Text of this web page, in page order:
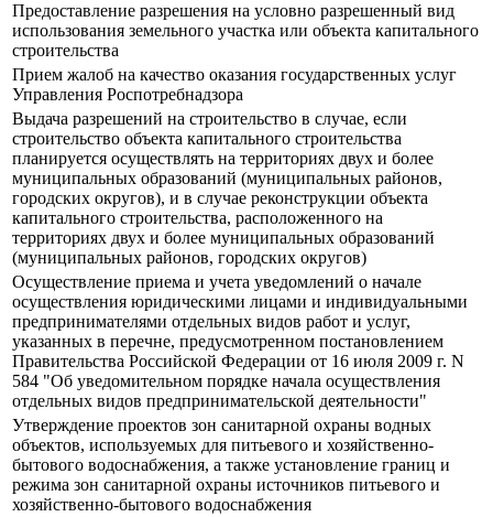
Предоставление разрешения на условно разрешенный вид
использования земельного участка или объекта капитального
строительства
Прием жалоб на качество оказания государственных услуг
Управления Роспотребнадзора
Выдача разрешений на строительство в случае, если
строительство объекта капитального строительства
планируется осуществлять на территориях двух и более
муниципальных образований (муниципальных районов,
городских округов), и в случае реконструкции объекта
капитального строительства, расположенного на
территориях двух и более муниципальных образований
(муниципальных районов, городских округов)
Осуществление приема и учета уведомлений о начале
осуществления юридическими лицами и индивидуальными
предпринимателями отдельных видов работ и услуг,
указанных в перечне, предусмотренном постановлением
Правительства Российской Федерации от 16 июля 2009 г. N
584 "Об уведомительном порядке начала осуществления
отдельных видов предпринимательской деятельности"
Утверждение проектов зон санитарной охраны водных
объектов, используемых для питьевого и хозяйственно-
бытового водоснабжения, а также установление границ и
режима зон санитарной охраны источников питьевого и
хозяйственно-бытового водоснабжения